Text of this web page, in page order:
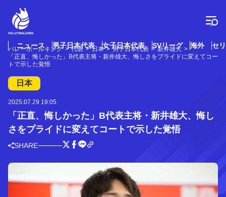
ニュース 男子日本代表 女子日本代表 SVリーグ 海外 セ
バレーボールキング 代表 日本 男子日本代表
新井雄大
「正直、悔しかった」B代表主将・新井雄大、悔しさをプライドに変えてコー
トで示した覚悟
日本
2025.07.29 19:05
「正直、悔しかった」B代表主将・新井雄大、悔し
さをプライドに変えてコートで示した覚悟
SHARE